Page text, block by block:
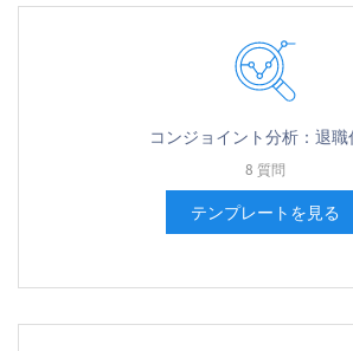
コンジョイント分析：退職
8 質問
テンプレートを見る